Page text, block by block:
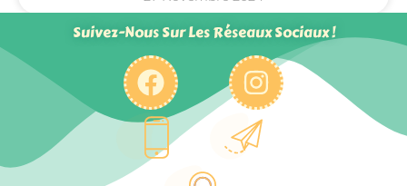
Suivez-Nous Sur Les Réseaux Sociaux !